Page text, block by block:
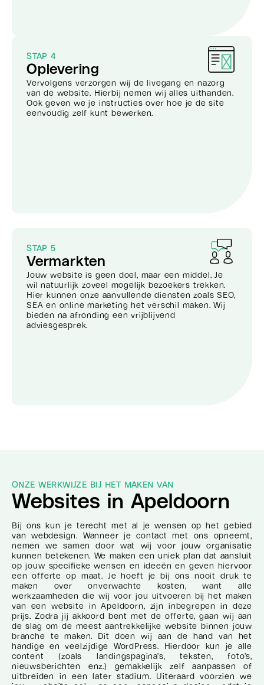
STAP 4
Oplevering
Vervolgens verzorgen wij de livegang en nazorg
van de website. Hierbij nemen wij alles uithanden.
Ook geven we je instructies over hoe je de site
eenvoudig zelf kunt bewerken.
STAP 5
Vermarkten
Jouw website is geen doel, maar een middel. Je
wil natuurlijk zoveel mogelijk bezoekers trekken.
Hier kunnen onze aanvullende diensten zoals SEO,
SEA en online marketing het verschil maken. Wij
bieden na afronding een vrijblijvend
adviesgesprek.
ONZE WERKWIJZE BIJ HET MAKEN VAN
Websites in Apeldoorn
Bij ons kun je terecht met al je wensen op het gebied
van webdesign. Wanneer je contact met ons opneemt,
nemen we samen door wat wij voor jouw organisatie
kunnen betekenen. We maken een uniek plan dat aansluit
op jouw specifieke wensen en ideeën en geven hiervoor
een offerte op maat. Je hoeft je bij ons nooit druk te
maken over onverwachte kosten, want alle
werkzaamheden die wij voor jou uitvoeren bij het maken
van een website in Apeldoorn, zijn inbegrepen in deze
prijs. Zodra jij akkoord bent met de offerte, gaan wij aan
de slag om de meest aantrekkelijke website binnen jouw
branche te maken. Dit doen wij aan de hand van het
handige en veelzijdige WordPress. Hierdoor kun je alle
content (zoals landingspagina’s, teksten, foto’s,
nieuwsberichten enz.) gemakkelijk zelf aanpassen of
uitbreiden in een later stadium. Uiteraard voorzien we